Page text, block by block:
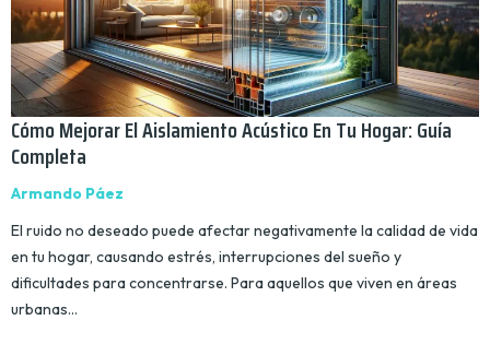
Cómo Mejorar El Aislamiento Acústico En Tu Hogar: Guía
Completa
Armando Páez
El ruido no deseado puede afectar negativamente la calidad de vida
en tu hogar, causando estrés, interrupciones del sueño y
dificultades para concentrarse. Para aquellos que viven en áreas
urbanas…